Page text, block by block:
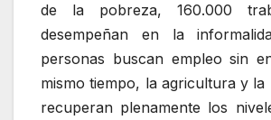
de la pobreza, 160.000
desempeñan en la
personas buscan empleo sin
mismo tiempo, la agricultura y la
recuperan plenamente los